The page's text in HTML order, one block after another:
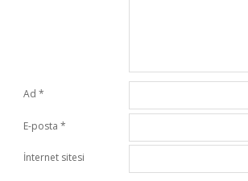
Ad *
E-posta *
İnternet sitesi